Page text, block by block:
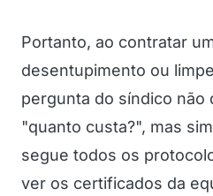
Portanto, ao contratar
desentupimento ou
pergunta do síndico não
"quanto custa?", mas
segue todos os
ver os certificados da